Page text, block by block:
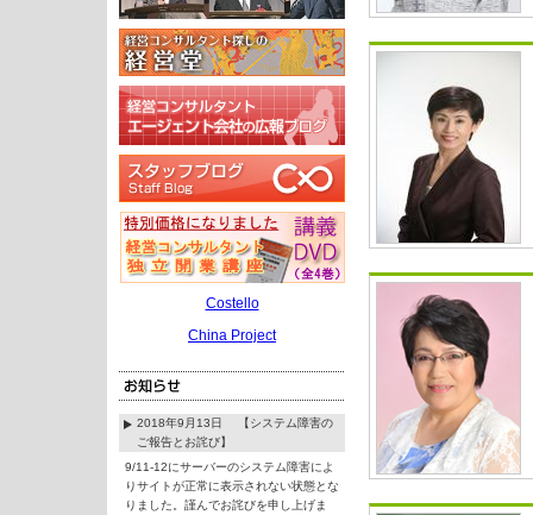
Costello
China Project
2018年9月13日 【システム障害の
ご報告とお詫び】
9/11-12にサーバーのシステム障害によ
りサイトが正常に表示されない状態とな
りました。謹んでお詫びを申し上げま